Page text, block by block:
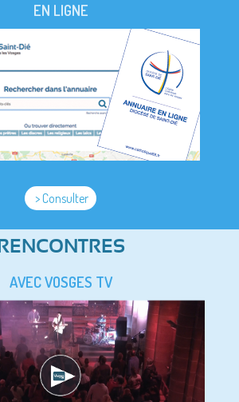
EN LIGNE
> Consulter
RENCONTRES
AVEC VOSGES TV